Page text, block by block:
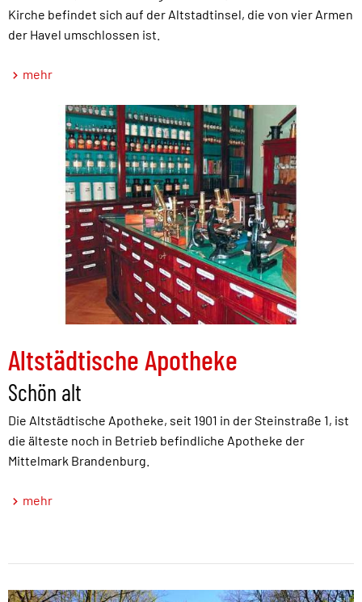
Kirche befindet sich auf der Altstadtinsel, die von vier Armen
der Havel umschlossen ist.
mehr
Altstädtische Apotheke
Schön alt
Die Altstädtische Apotheke, seit 1901 in der Steinstraße 1, ist
die älteste noch in Betrieb befindliche Apotheke der
Mittelmark Brandenburg.
mehr